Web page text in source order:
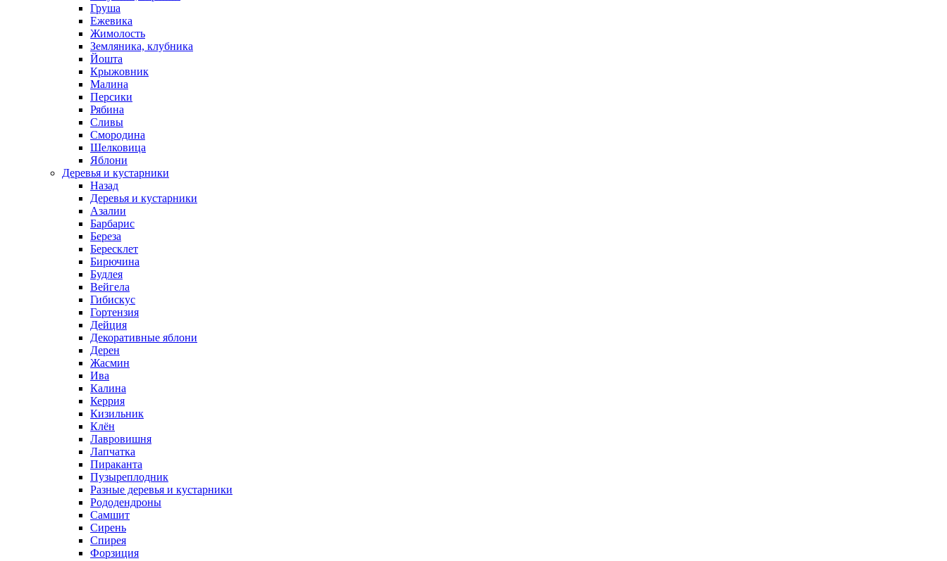
Груша
Ежевика
Жимолость
Земляника, клубника
Йошта
Крыжовник
Малина
Персики
Рябина
Сливы
Смородина
Шелковица
Яблони
Деревья и кустарники
Назад
Деревья и кустарники
Азалии
Барбарис
Береза
Бересклет
Бирючина
Будлея
Вейгела
Гибискус
Гортензия
Дейция
Декоративные яблони
Дерен
Жасмин
Ива
Калина
Керрия
Кизильник
Клён
Лавровишня
Лапчатка
Пираканта
Пузыреплодник
Разные деревья и кустарники
Рододендроны
Самшит
Сирень
Спирея
Форзиция